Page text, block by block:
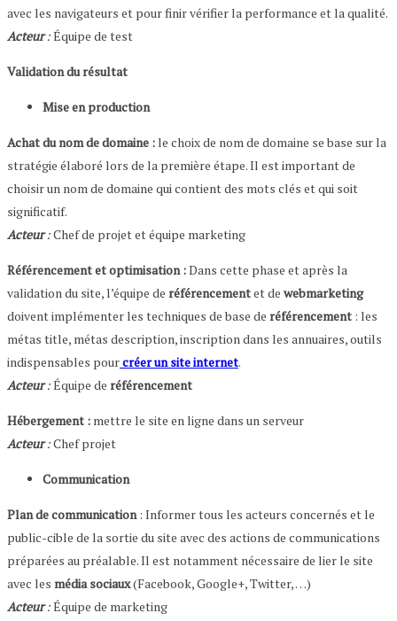
avec les navigateurs et pour finir vérifier la performance et la qualité.
Acteur:Équipe de test
Validation du résultat
Mise en production
Achat du nom de domaine :le choix de nom de domaine se base sur la
stratégie élaboré lors de la première étape. Il est important de
choisir un nom de domaine qui contient des mots clés et qui soit
significatif.
Acteur:Chef de projet et équipe marketing
Référencement et optimisation :Dans cette phase et après la
validation du site, l’équipe de référencementet de webmarketing
doivent implémenter les techniques de base de référencement : les
métas title, métas description, inscription dans les annuaires, outils
indispensables pourcréer un site internet.
Acteur:Équipe de référencement
Hébergement : mettre le site en ligne dans un serveur
Acteur:Chef projet
Communication
Plan de communication: Informer tous les acteurs concernés et le
public-cible de la sortie du site avec des actions de communications
préparées au préalable. Il est notamment nécessaire de lier le site
avec les média sociaux(Facebook, Google+, Twitter, …)
Acteur:Équipe de marketing